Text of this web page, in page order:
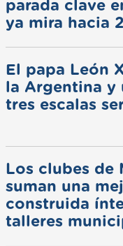
parada clave
ya mira hacia
El papa León
la Argentina y
tres escalas
Los clubes de
suman una
construida
talleres